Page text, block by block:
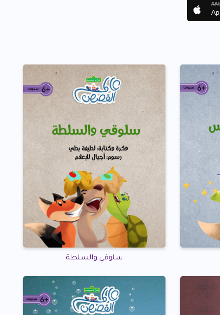
سلوقي والسلطة